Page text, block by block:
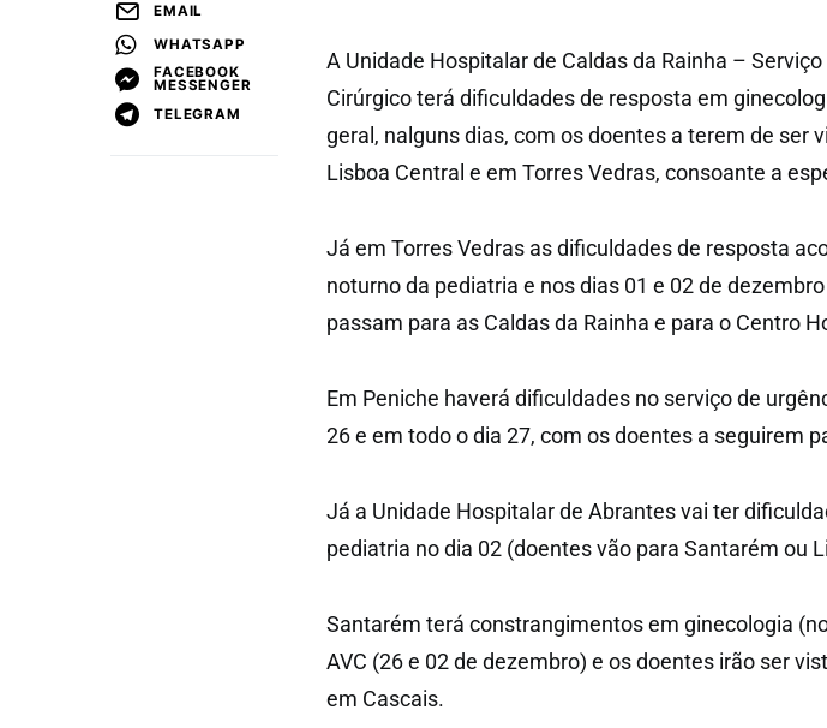
EMAIL
WHATSAPP
FACEBOOK
MESSENGER
TELEGRAM
A Unidade Hospitalar de Caldas da Rainha –
Cirúrgico terá dificuldades de resposta em
geral, nalguns dias, com os doentes a terem de ser
Lisboa Central e em Torres Vedras, consoante a
Já em Torres Vedras as dificuldades de resposta
noturno da pediatria e nos dias 01 e 02 de
passam para as Caldas da Rainha e para o Centro
Em Peniche haverá dificuldades no serviço de
26 e em todo o dia 27, com os doentes a seguirem
Já a Unidade Hospitalar de Abrantes vai ter
pediatria no dia 02 (doentes vão para Santarém ou
Santarém terá constrangimentos em ginecologia
AVC (26 e 02 de dezembro) e os doentes irão ser
em Cascais.